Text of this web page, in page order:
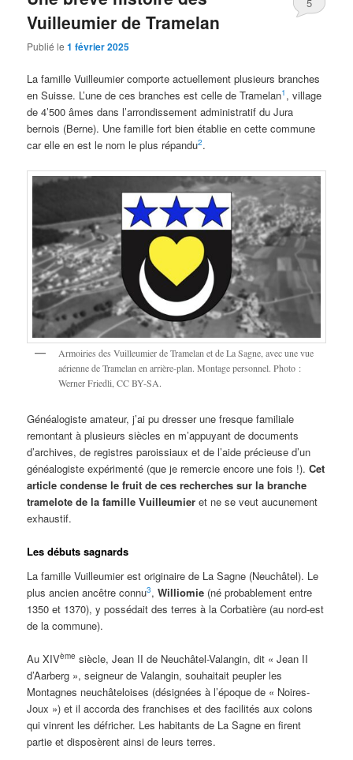
Vuilleumier de Tramelan
Publié le1 février 2025
5
La famille Vuilleumier comporte actuellement plusieurs branches
en Suisse. L’une de ces branches est celle de Tramelan1 , village
de 4’500 âmes dans l’arrondissement administratif du Jura
bernois (Berne). Une famille fort bien établie en cette commune
car elle en est le nom le plus répandu2.
Armoiries des Vuilleumier de Tramelan et de La Sagne, avec une vue
aérienne de Tramelan en arrière-plan. Montage personnel. Photo :
Werner Friedli, CC BY-SA.
Généalogiste amateur, j’ai pu dresser une fresque familiale
remontant à plusieurs siècles en m’appuyant de documents
d’archives, de registres paroissiaux et de l’aide précieuse d’un
généalogiste expérimenté (que je remercie encore une fois !).Cet
article condense le fruit de ces recherches sur la branche
tramelote de la famille Vuilleumier et ne se veut aucunement
exhaustif.
Les débuts sagnards
La famille Vuilleumier est originaire de La Sagne (Neuchâtel). Le
plus ancien ancêtre connu3,Williomie (né probablement entre
1350 et 1370), y possédait des terres à la Corbatière (au nord-est
de la commune).
Au XIVème siècle, Jean II de Neuchâtel-Valangin, dit « Jean II
d’Aarberg », seigneur de Valangin, souhaitait peupler les
Montagnes neuchâteloises (désignées à l’époque de « Noires-
Joux ») et il accorda des franchises et des facilités aux colons
qui vinrent les défricher. Les habitants de La Sagne en firent
partie et disposèrent ainsi de leurs terres.